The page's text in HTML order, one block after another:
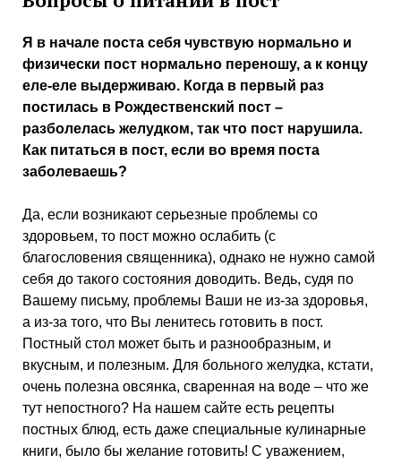
Я в начале поста себя чувствую нормально и
физически пост нормально переношу, а к концу
еле-еле выдерживаю. Когда в первый раз
постилась в Рождественский пост –
разболелась желудком, так что пост нарушила.
Как питаться в пост, если во время поста
заболеваешь?
Да, если возникают серьезные проблемы со
здоровьем, то пост можно ослабить (с
благословения священника), однако не нужно самой
себя до такого состояния доводить. Ведь, судя по
Вашему письму, проблемы Ваши не из-за здоровья,
а из-за того, что Вы ленитесь готовить в пост.
Постный стол может быть и разнообразным, и
вкусным, и полезным. Для больного желудка, кстати,
очень полезна овсянка, сваренная на воде – что же
тут непостного? На нашем сайте есть рецепты
постных блюд, есть даже специальные кулинарные
книги, было бы желание готовить! С уважением,